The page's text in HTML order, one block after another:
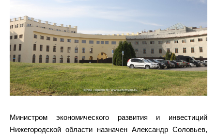
Министром экономического развития и инвестиций
Нижегородской области назначен Александр Соловьев,